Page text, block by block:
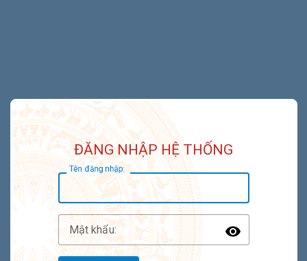
ĐĂNG NHẬP HỆ THỐNG
Tên đăng nhập:
Mật khẩu:
Toggle